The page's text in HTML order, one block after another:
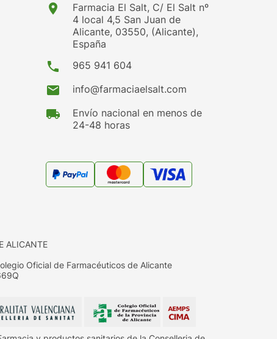
location_on
Farmacia El Salt, C/ El Salt nº
4 local 4,5 San Juan de
Alicante, 03550, (Alicante),
España
phone 965 941 604
mail info@farmaciaelsalt.com
local_shipping
Envío nacional en menos de
24-48 horas
ALICANTE
Oficial de Farmacéuticos de Alicante